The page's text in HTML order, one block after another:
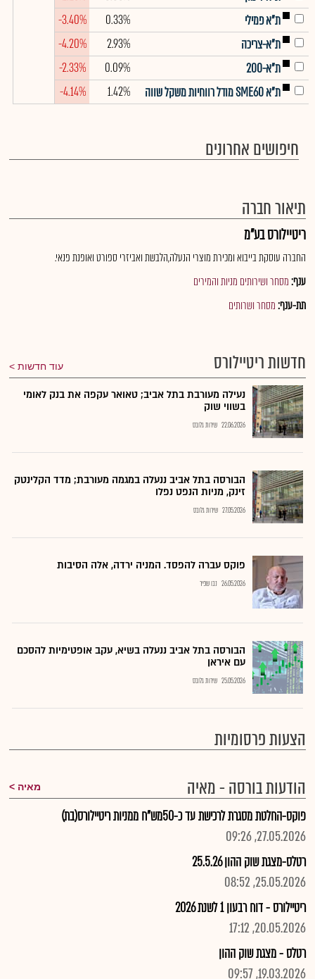
ת"א פמילי
0.33%
-3.40%
ת"א-צריכה
2.93%
-4.20%
ת"א-200
0.09%
-2.33%
ת"א SME60 מודל רווחיות משקל שווה
1.42%
-4.14%
חיפושים אחרונים
תיאור חברה
ריטיילורס בע"מ
החברה עוסקת בייבוא ומכירת מוצרי הנעלה,הלבשת ואביזרי ספורט ואופנת פנאי.
ענף:מסחר ושירותים מניות והמירים
תת-ענף:מסחר ושרותים
חדשות ריטיילורס עוד חדשות
נעילה מעורבת בתל אביב; טאואר עקפה את בנק לאומי
בשווי שוק
22.06.2026 שירות גלובס
הבורסה בתל אביב ננעלה במגמה מעורבת; מדד הקלינטק
זינק, מניות הנפט נפלו
27.05.2026 שירות גלובס
פוקס עברה להפסד. המניה ירדה, אלה הסיבות
26.05.2026 נבו שפיר
הבורסה בתל אביב ננעלה בשיא, עקב אופטימיות להסכם
עם איראן
25.05.2026 שירות גלובס
הצעות פרסומיות
הודעות בורסה - מאיה
מאיה
פוקס-החלטת מסגרת לרכישת עד כ-50מש"ח ממניות ריטיילורס(בת)
27.05.2026, 09:26
רטלס-מצגת שוק ההון 25.5.26
25.05.2026, 08:52
ריטיילורס - דוח רבעון 1 לשנת 2026
20.05.2026, 17:12
רטלס - מצגת שוק ההון
19.03.2026, 09:57